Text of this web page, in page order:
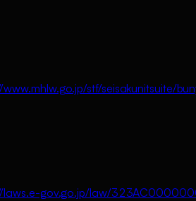
www.mhlw.go.jp/stf/seisakunitsuite/
laws.e-gov.go.jp/law/